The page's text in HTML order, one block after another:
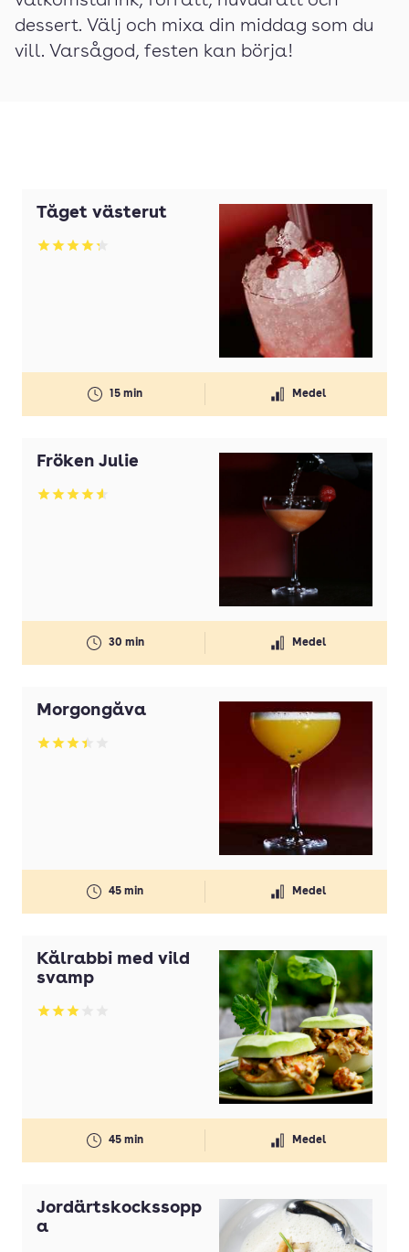
dessert. Välj och mixa din middag som du
vill. Varsågod, festen kan börja!
Tåget västerut
Betyg: 4.25 av 5
15 min Medel
Fröken Julie
Betyg: 4.56 av 5
30 min Medel
Morgongåva
Betyg: 3.4 av 5
45 min Medel
Kålrabbi med vild
svamp
Betyg: 3 av 5
45 min Medel
Jordärtskockssopp
a